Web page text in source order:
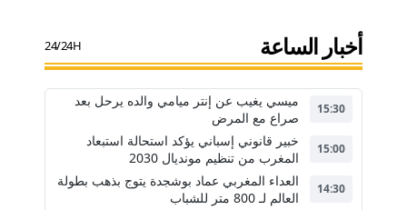
أخبار الساعة 24/24H
15:30
ميسي يغيب عن إنتر ميامي والده يرحل بعد
صراع مع المرض
15:00
خبير قانوني إسباني يؤكد استحالة استبعاد
المغرب من تنظيم مونديال 2030
14:30
العداء المغربي عماد بوشجدة يتوج بذهب بطولة
العالم لـ 800 متر للشباب